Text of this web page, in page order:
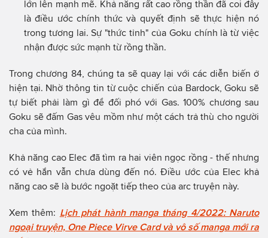
lớn lên mạnh mẽ. Khả năng rất cao rồng thần đã coi đây
là điều ước chính thức và quyết định sẽ thực hiện nó
trong tương lai. Sự "thức tỉnh" của Goku chính là từ việc
nhận được sức mạnh từ rồng thần.
Trong chương 84, chúng ta sẽ quay lại với các diễn biến ở
hiện tại. Nhờ thông tin từ cuộc chiến của Bardock, Goku sẽ
tự biết phải làm gì để đối phó với Gas. 100% chương sau
Goku sẽ đấm Gas vêu mồm như một cách trả thù cho người
cha của mình.
Khả năng cao Elec đã tìm ra hai viên ngọc rồng - thế nhưng
có vẻ hắn vẫn chưa dùng đến nó. Điều ước của Elec khả
năng cao sẽ là bước ngoặt tiếp theo của arc truyện này.
Xem thêm: Lịch phát hành manga tháng 4/2022: Naruto
ngoại truyện, One Piece Virve Card và vô số manga mới ra